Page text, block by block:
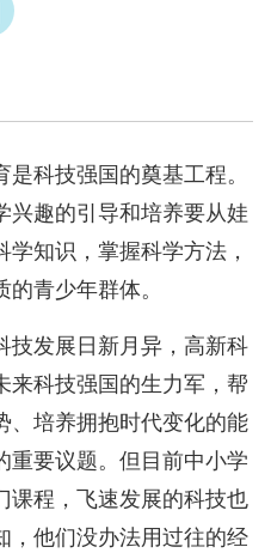
科技强国的奠基工程。
兴趣的引导和培养要从娃
知识，掌握科学方法，
青少年群体。
技发展日新月异，高新科
来科技强国的生力军，帮
、培养拥抱时代变化的能
重要议题。但目前中小学
课程，飞速发展的科技也
，他们没办法用过往的经